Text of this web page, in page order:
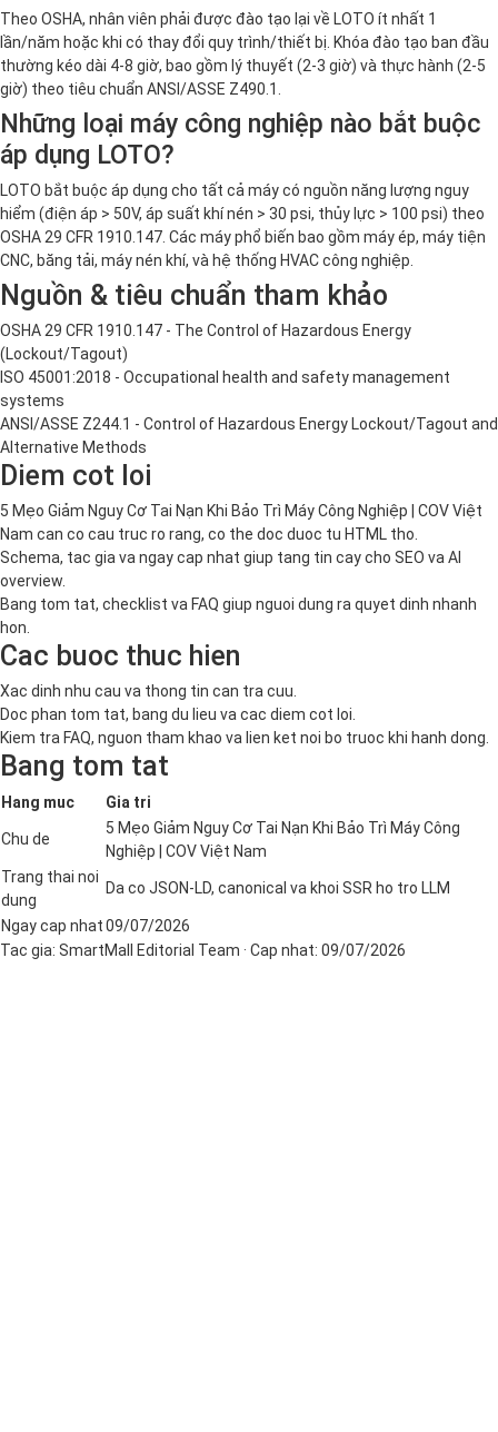
Theo OSHA, nhân viên phải được đào tạo lại về LOTO ít nhất 1
lần/năm hoặc khi có thay đổi quy trình/thiết bị. Khóa đào tạo ban đầu
thường kéo dài 4-8 giờ, bao gồm lý thuyết (2-3 giờ) và thực hành (2-5
giờ) theo tiêu chuẩn ANSI/ASSE Z490.1.
Những loại máy công nghiệp nào bắt buộc
áp dụng LOTO?
LOTO bắt buộc áp dụng cho tất cả máy có nguồn năng lượng nguy
hiểm (điện áp > 50V, áp suất khí nén > 30 psi, thủy lực > 100 psi) theo
OSHA 29 CFR 1910.147. Các máy phổ biến bao gồm máy ép, máy tiện
CNC, băng tải, máy nén khí, và hệ thống HVAC công nghiệp.
Nguồn & tiêu chuẩn tham khảo
OSHA 29 CFR 1910.147 - The Control of Hazardous Energy
(Lockout/Tagout)
ISO 45001:2018 - Occupational health and safety management
systems
ANSI/ASSE Z244.1 - Control of Hazardous Energy Lockout/Tagout and
Alternative Methods
Diem cot loi
5 Mẹo Giảm Nguy Cơ Tai Nạn Khi Bảo Trì Máy Công Nghiệp | COV Việt
Nam can co cau truc ro rang, co the doc duoc tu HTML tho.
Schema, tac gia va ngay cap nhat giup tang tin cay cho SEO va AI
overview.
Bang tom tat, checklist va FAQ giup nguoi dung ra quyet dinh nhanh
hon.
Cac buoc thuc hien
Xac dinh nhu cau va thong tin can tra cuu.
Doc phan tom tat, bang du lieu va cac diem cot loi.
Kiem tra FAQ, nguon tham khao va lien ket noi bo truoc khi hanh dong.
Bang tom tat
Hang muc Gia tri
Chu de
5 Mẹo Giảm Nguy Cơ Tai Nạn Khi Bảo Trì Máy Công
Nghiệp | COV Việt Nam
Trang thai noi
dung
Da co JSON-LD, canonical va khoi SSR ho tro LLM
Ngay cap nhat09/07/2026
Tac gia: SmartMall Editorial Team · Cap nhat: 09/07/2026